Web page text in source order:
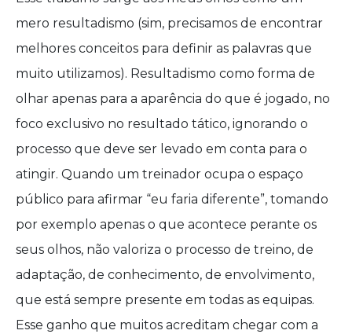
mero resultadismo (sim, precisamos de encontrar
melhores conceitos para definir as palavras que
muito utilizamos). Resultadismo como forma de
olhar apenas para a aparência do que é jogado, no
foco exclusivo no resultado tático, ignorando o
processo que deve ser levado em conta para o
atingir. Quando um treinador ocupa o espaço
público para afirmar “eu faria diferente”, tomando
por exemplo apenas o que acontece perante os
seus olhos, não valoriza o processo de treino, de
adaptação, de conhecimento, de envolvimento,
que está sempre presente em todas as equipas.
Esse ganho que muitos acreditam chegar com a